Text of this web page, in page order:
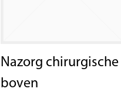
Nazorg chirurgische
boven